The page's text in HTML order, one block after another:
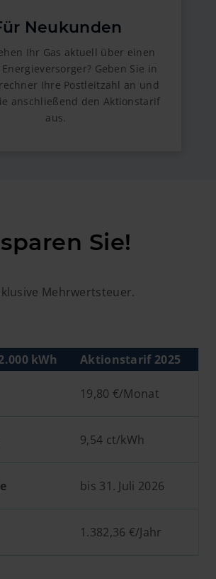
Neukunden
Ihr Gas aktuell über einen
Geben Sie in
Ihre Postleitzahl an und
anschließend den Aktionstarif
aus.
Sie!
Mehrwertsteuer.
kWh Aktionstarif 2025
19,80 €/Monat
9,54 ct/kWh
bis 31. Juli 2026
1.382,36 €/Jahr